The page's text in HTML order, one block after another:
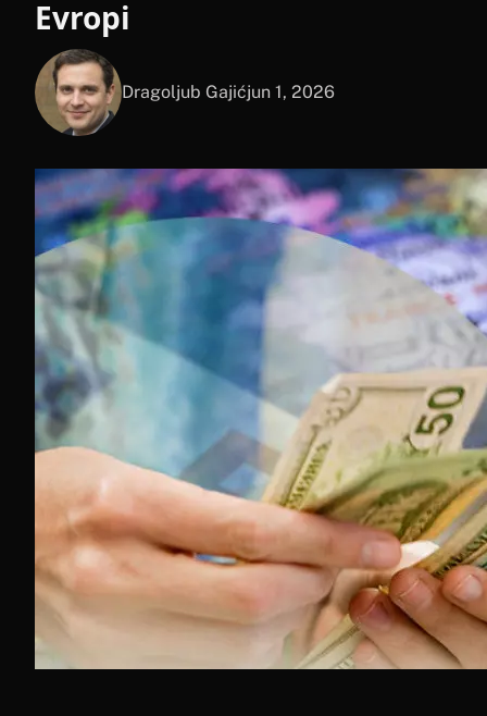
Evropi
Dragoljub Gajićjun 1, 2026